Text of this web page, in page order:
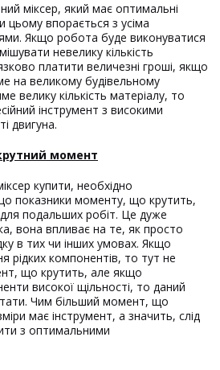
міксер, який має оптимальні
цьому впорається з усіма
Якщо робота буде виконуватися
невелику кількість
платити величезні гроші, якщо
на великому будівельному
велику кількість матеріалу, то
інструмент з високими
двигуна.
момент
купити, необхідно
показники моменту, що крутить,
подальших робіт. Це дуже
вона впливає на те, як просто
в тих чи інших умовах. Якщо
рідких компонентів, то тут не
що крутить, але якщо
високої щільності, то даний
Чим більший момент, що
має інструмент, а значить, слід
з оптимальними